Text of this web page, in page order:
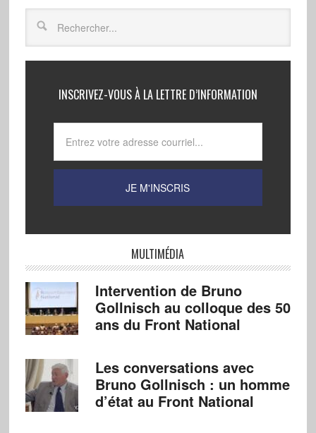
INSCRIVEZ-VOUS À LA LETTRE D’INFORMATION
MULTIMÉDIA
Intervention de Bruno
Gollnisch au colloque des 50
ans du Front National
Les conversations avec
Bruno Gollnisch : un homme
d’état au Front National